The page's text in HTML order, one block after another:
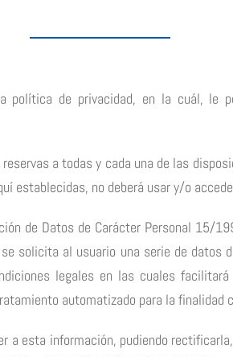
de privacidad, en la cuál, le
a todas y cada una de las
establecidas, no deberá usar y/o
de Datos de Carácter Personal 15/
solicita al usuario una serie de datos
legales en las cuales
automatizado para la finalidad
a esta información, pudiendo